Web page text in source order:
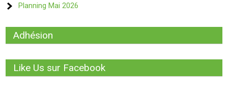
Planning Mai 2026
Adhésion
Like Us sur Facebook